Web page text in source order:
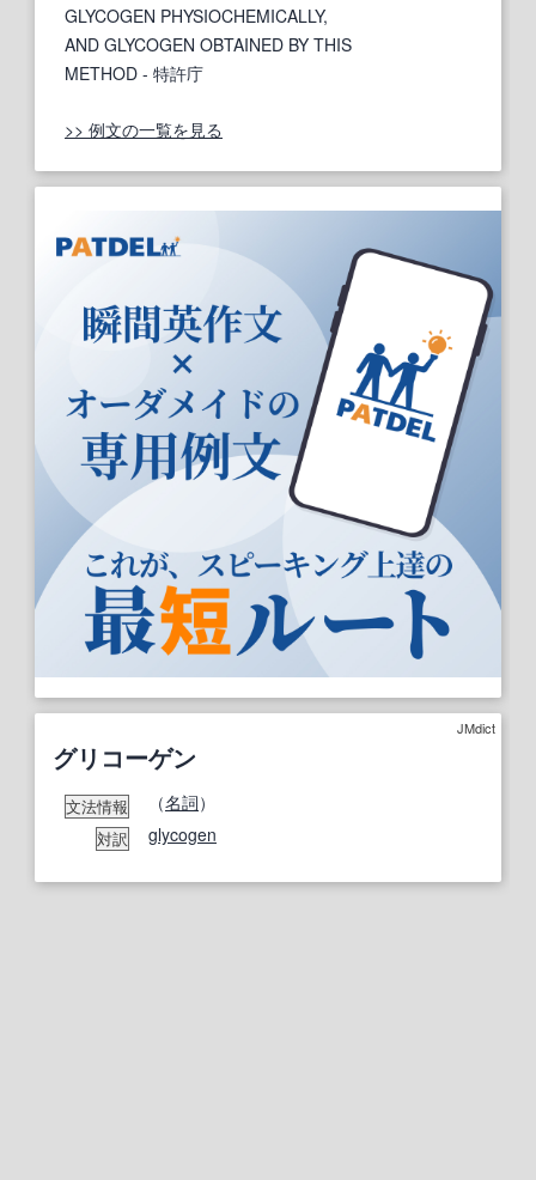
GLYCOGEN PHYSIOCHEMICALLY,
AND GLYCOGEN OBTAINED BY THIS
METHOD - 特許庁
>> 例文の一覧を見る
JMdict
グリコーゲン
文法情報 （名詞）
対訳 glycogen